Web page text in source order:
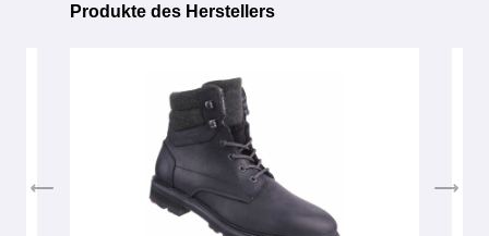
Produktgalerie überspringen
Produkte des Herstellers